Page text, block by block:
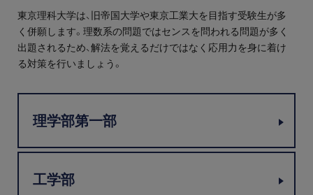
お申込みの流れ
採用情報
東京理科大学は、旧帝国大学や東京工業大を目指す受験生が多
く併願します。理数系の問題ではセンスを問われる問題が多く
出題されるため、解法を覚えるだけではなく応用力を身に着け
る対策を行いましょう。
理学部第一部
工学部